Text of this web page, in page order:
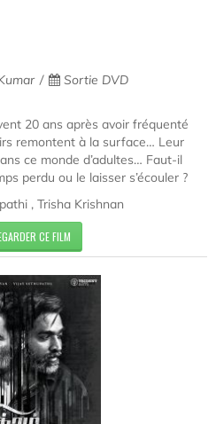
Sortie DVD
20 ans après avoir fréquenté
remontent à la surface… Leur
ce monde d’adultes… Faut-il
perdu ou le laisser s’écouler ?
, Trisha Krishnan
CE FILM